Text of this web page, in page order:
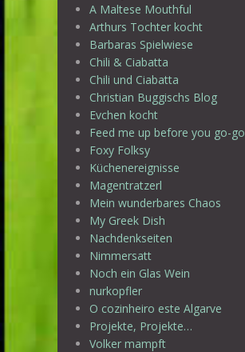
A Maltese Mouthful
Arthurs Tochter kocht
Barbaras Spielwiese
Chili & Ciabatta
Chili und Ciabatta
Christian Buggischs Blog
Evchen kocht
Feed me up before you go-go
Foxy Folksy
Küchenereignisse
Magentratzerl
Mein wunderbares Chaos
My Greek Dish
Nachdenkseiten
Nimmersatt
Noch ein Glas Wein
nurkopfler
O cozinheiro este Algarve
Projekte, Projekte…
Volker mampft